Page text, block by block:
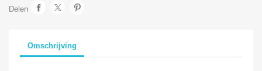
Delen
Omschrijving